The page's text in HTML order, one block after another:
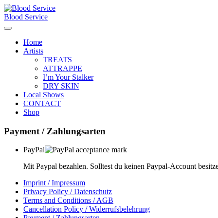
Skip
to
content
Blood Service
Home
Artists
TREATS
ATTRAPPE
I’m Your Stalker
DRY SKIN
Local Shows
CONTACT
Shop
Payment / Zahlungsarten
PayPal
Mit Paypal bezahlen. Solltest du keinen Paypal-Account
Imprint / Impressum
Privacy Policy / Datenschutz
Terms and Conditions / AGB
Cancellation Policy / Widerrufsbelehrung